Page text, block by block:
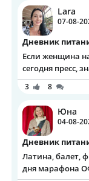
Lara
07-08-
Дневник
Если женщина
сегодня пресс,
3 8
Юна
04-08-
Дневник
Латина, балет,
дня марафона